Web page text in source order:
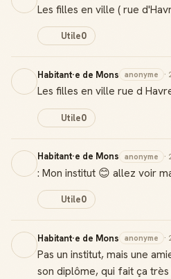
Les filles en ville ( rue
Utile0
Habitant·e de Mons anonyme ·
Les filles en ville rue d
Utile0
Habitant·e de Mons anonyme ·
: Mon institut 😊 allez voir
Utile0
Habitant·e de Mons anonyme ·
Pas un institut, mais une
son diplôme, qui fait ça
Badge Guide Local
Ton statut affiché sur
Score de réputation
Gagne des points à
Reconnaissance locale
Notifications
Sois notifié quand ton avis
Créer mon